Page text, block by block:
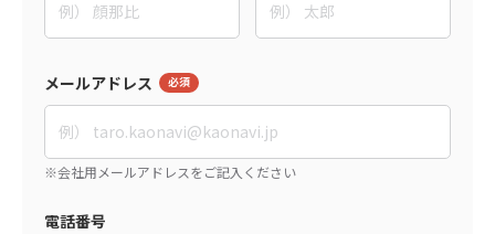
メールアドレス
電話番号